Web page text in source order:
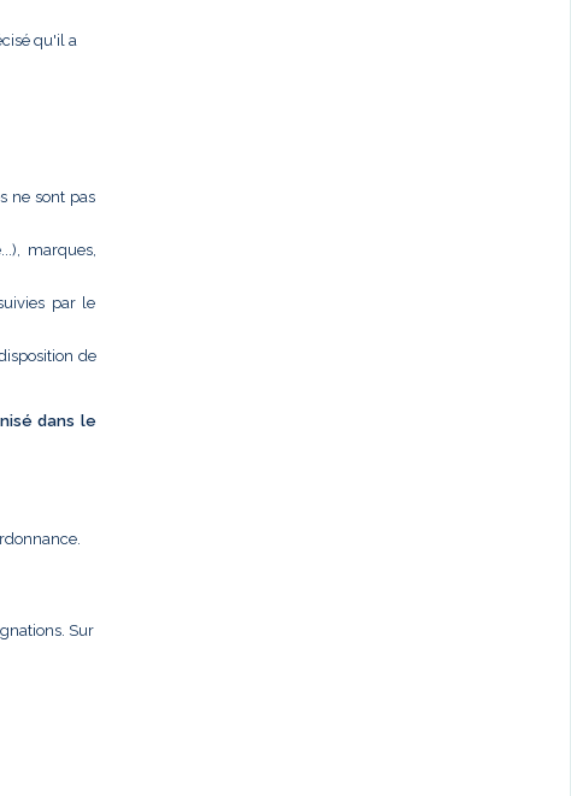
qu'il a
ne sont pas
marques,
par le
de
dans le
Sur